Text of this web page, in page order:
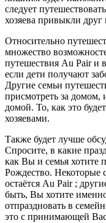
следует
хозяева привыкли друг
Относительно
множество
путешествия Au Pair и
если дети получают
Другие семьи
присмотреть за домом,
домой. То, как это
хозяевами.
Также будет лучше
Спросите, в какие
как Вы и семья хотите
Рождество. Некоторые
остаётся Au Pair ;
быть, Вы хотите
отпраздновать в
это с принимающей